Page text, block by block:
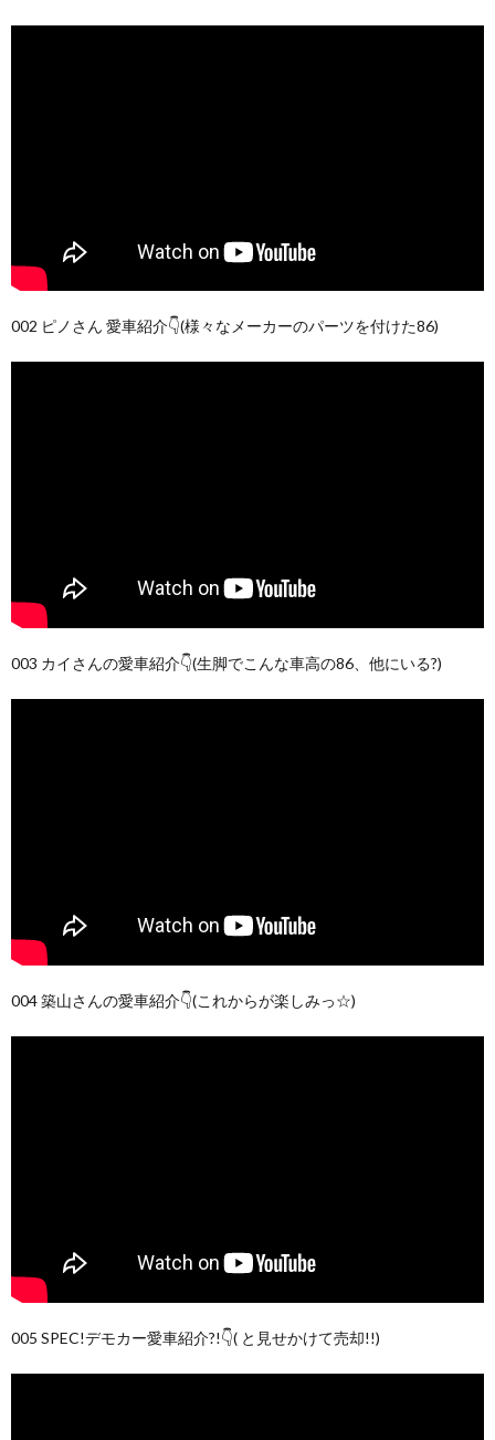
002 ピノさん 愛車紹介👇(様々なメーカーのパーツを付けた86)
003 カイさんの愛車紹介👇(生脚でこんな車高の86、他にいる?)
004 築山さんの愛車紹介👇(これからが楽しみっ☆)
005 SPEC!デモカー愛車紹介?!👇( と見せかけて売却!!)